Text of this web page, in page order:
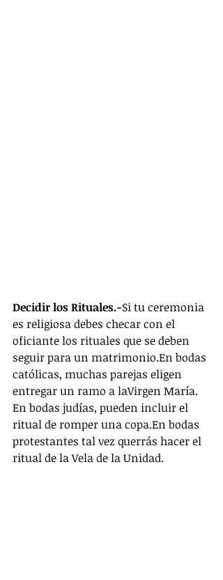
Decidir los Rituales.-Si tu ceremonia
es religiosa debes checar con el
oficiante los rituales que se deben
seguir para un matrimonio.En bodas
católicas, muchas parejas eligen
entregar un ramo a laVirgen María.
En bodas judías, pueden incluir el
ritual de romper una copa.En bodas
protestantes tal vez querrás hacer el
ritual de la Vela de la Unidad.